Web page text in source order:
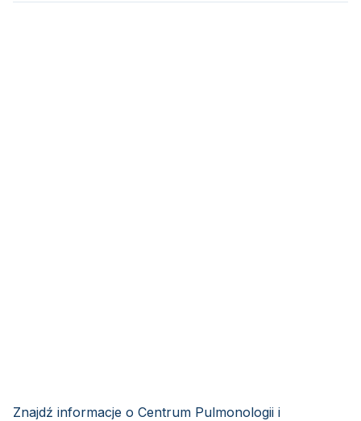
Znajdź informacje o Centrum Pulmonologii i